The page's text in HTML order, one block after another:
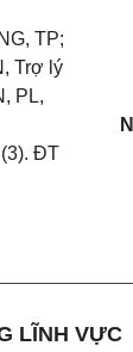
TP;
Trợ lý
PL,
ĐT
N
LĨNH VỰC